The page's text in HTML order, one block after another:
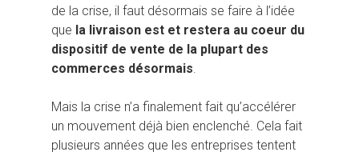
de la crise, il faut désormais se faire à l’idée
que la livraison est et restera au coeur du
dispositif de vente de la plupart des
commerces désormais.
Mais la crise n’a finalement fait qu’accélérer
un mouvement déjà bien enclenché. Cela fait
plusieurs années que les entreprises tentent